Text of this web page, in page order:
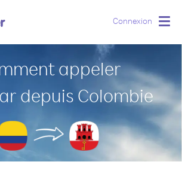
Connexion
appeler
depuis Colombie